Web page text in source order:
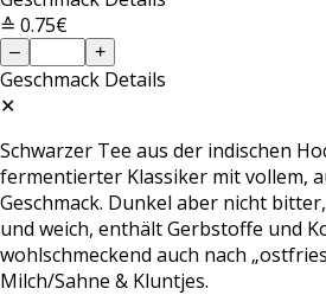
≙ 0.75€
– +
Geschmack Details
✕
Schwarzer Tee aus der indischen
fermentierter Klassiker mit vollem,
Geschmack. Dunkel aber nicht
und weich, enthält Gerbstoffe und
wohlschmeckend auch nach
Milch/Sahne & Kluntjes.